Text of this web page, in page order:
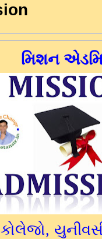
મિશન
કોલેજો,